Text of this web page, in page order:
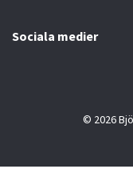
Sociala medier
© 2026